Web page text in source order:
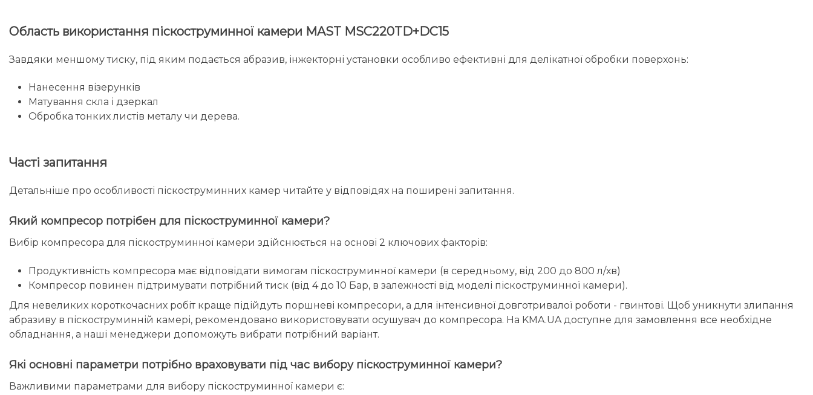
Область використання піскоструминної камери MAST MSC220TD+DC15
Завдяки меншому тиску, під яким подається абразив, інжекторні установки особливо ефективні для делікатної обробки поверхонь:
Нанесення візерунків
Матування скла і дзеркал
Обробка тонких листів металу чи дерева.
Часті запитання
Детальніше про особливості піскоструминних камер читайте у відповідях на поширені запитання.
Який компресор потрібен для піскоструминної камери?
Вибір компресора для піскоструминної камери здійснюється на основі 2 ключових факторів:
Продуктивність компресора має відповідати вимогам піскоструминної камери (в середньому, від 200 до 800 л/хв)
Компресор повинен підтримувати потрібний тиск (від 4 до 10 Бар, в залежності від моделі піскоструминної камери).
Для невеликих короткочасних робіт краще підійдуть поршневі компресори, а для інтенсивної довготривалої роботи - гвинтові. Щоб уникнути злипання
абразиву в піскоструминній камері, рекомендовано використовувати осушувач до компресора. На KMA.UA доступне для замовлення все необхідне
обладнання, а наші менеджери допоможуть вибрати потрібний варіант.
Які основні параметри потрібно враховувати під час вибору піскоструминної камери?
Важливими параметрами для вибору піскоструминної камери є: